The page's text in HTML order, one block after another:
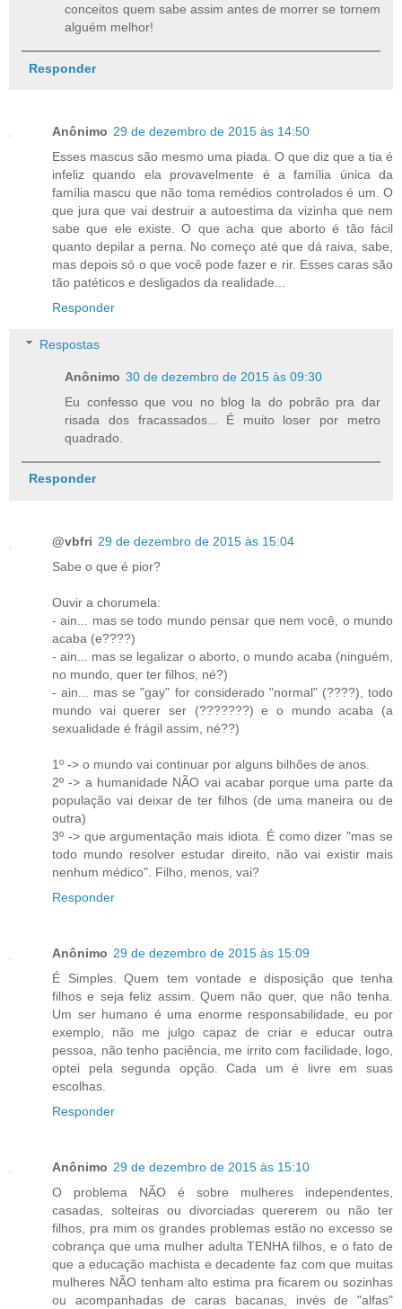
conceitos quem sabe assim antes de morrer se tornem
alguém melhor!
Responder
Anônimo 29 de dezembro de 2015 às 14:50
Esses mascus são mesmo uma piada. O que diz que a tia é
infeliz quando ela provavelmente é a família única da
família mascu que não toma remédios controlados é um. O
que jura que vai destruir a autoestima da vizinha que nem
sabe que ele existe. O que acha que aborto é tão fácil
quanto depilar a perna. No começo até que dá raiva, sabe,
mas depois só o que você pode fazer e rir. Esses caras são
tão patéticos e desligados da realidade...
Responder
Respostas
Anônimo 30 de dezembro de 2015 às 09:30
Eu confesso que vou no blog la do pobrão pra dar
risada dos fracassados... É muito loser por metro
quadrado.
Responder
@vbfri 29 de dezembro de 2015 às 15:04
Sabe o que é pior?
Ouvir a chorumela:
- ain... mas se todo mundo pensar que nem você, o mundo
acaba (e????)
- ain... mas se legalizar o aborto, o mundo acaba (ninguém,
no mundo, quer ter filhos, né?)
- ain... mas se "gay" for considerado "normal" (????), todo
mundo vai querer ser (???????) e o mundo acaba (a
sexualidade é frágil assim, né??)
1º -> o mundo vai continuar por alguns bilhões de anos.
2º -> a humanidade NÃO vai acabar porque uma parte da
população vai deixar de ter filhos (de uma maneira ou de
outra)
3º -> que argumentação mais idiota. É como dizer "mas se
todo mundo resolver estudar direito, não vai existir mais
nenhum médico". Filho, menos, vai?
Responder
Anônimo 29 de dezembro de 2015 às 15:09
É Simples. Quem tem vontade e disposição que tenha
filhos e seja feliz assim. Quem não quer, que não tenha.
Um ser humano é uma enorme responsabilidade, eu por
exemplo, não me julgo capaz de criar e educar outra
pessoa, não tenho paciência, me irrito com facilidade, logo,
optei pela segunda opção. Cada um é livre em suas
escolhas.
Responder
Anônimo 29 de dezembro de 2015 às 15:10
O problema NÃO é sobre mulheres independentes,
casadas, solteiras ou divorciadas quererem ou não ter
filhos, pra mim os grandes problemas estão no excesso se
cobrança que uma mulher adulta TENHA filhos, e o fato de
que a educação machista e decadente faz com que muitas
mulheres NÃO tenham alto estima pra ficarem ou sozinhas
ou acompanhadas de caras bacanas, invés de "alfas"